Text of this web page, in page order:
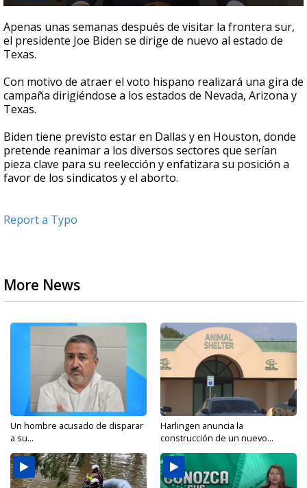
seconds
of
30
seconds
Apenas unas semanas después de visitar la frontera sur,
el presidente Joe Biden se dirige de nuevo al estado de
Texas.
Con motivo de atraer el voto hispano realizará una gira de
campaña dirigiéndose a los estados de Nevada, Arizona y
Texas.
Biden tiene previsto estar en Dallas y en Houston, donde
pretende reanimar a los diversos sectores que serían
pieza clave para su reelección y enfatizara su posición a
favor de los sindicatos y el aborto.
Report a Typo
More News
Un hombre acusado de disparar
a su...
Harlingen anuncia la
construcción de un nuevo...